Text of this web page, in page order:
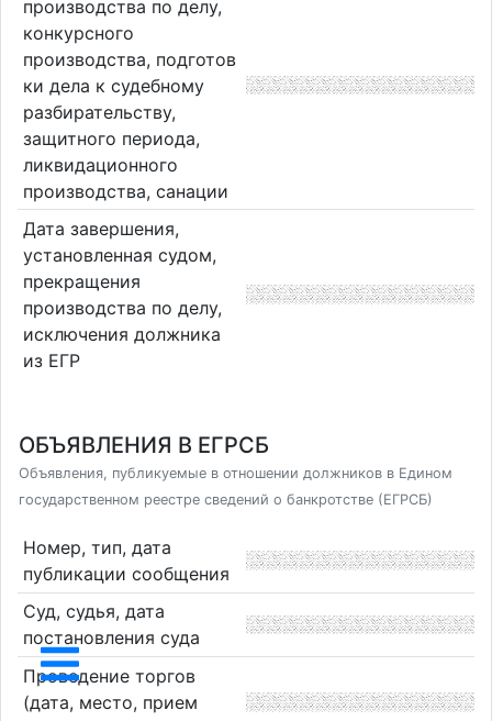
производства по делу,
конкурсного
производства, подготов
ки дела к судебному
разбирательству,
защитного периода,
ликвидационного
производства, санации
Дата завершения,
установленная судом,
прекращения
производства по делу,
исключения должника
из ЕГР
ОБЪЯВЛЕНИЯ В ЕГРСБ
Объявления, публикуемые в отношении должников в Едином
государственном реестре сведений о банкротстве (ЕГРСБ)
Номер, тип, дата
публикации сообщения
Суд, судья, дата
постановления суда
Проведение торгов
(дата, место, прием